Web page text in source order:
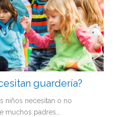
guardería?
niños necesitan o no
muchos padres…